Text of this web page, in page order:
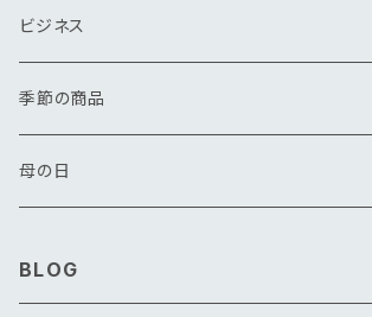
花束
アレンジメント
その他
ビジネス
花束
アレンジメント
季節の商品
春
母の日
BLOG